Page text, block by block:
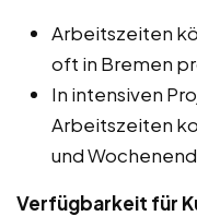
Arbeitszeiten
oft in Bremen
In intensiven
Arbeitszeiten
und
Verfügbarkeit für